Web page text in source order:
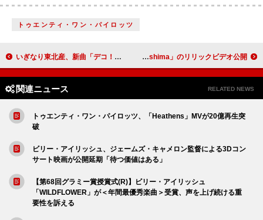
トゥエンティ・ワン・パイロッツ
いぎなり東北産、新曲「デコ！」配信リリース 新アー写も解禁 ぜったくん、最新EP『宇宙ZINE』より「寝れない!! feat. Riku Oshima」のリリックビデオ公開
関連ニュース RELATED NEWS
トゥエンティ・ワン・パイロッツ、「Heathens」MVが20億再生突
破
ビリー・アイリッシュ、ジェームズ・キャメロン監督による3Dコン
サート映画が公開延期「待つ価値はある」
【第68回グラミー賞授賞式(R)】ビリー・アイリッシュ
「WILDFLOWER」が＜年間最優秀楽曲＞受賞、声を上げ続ける重
要性を訴える